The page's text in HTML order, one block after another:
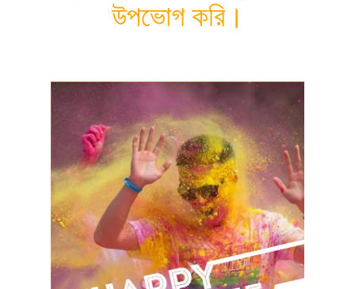
উপভোগ করি।